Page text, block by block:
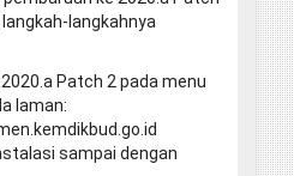
langkahnya
Patch 2 pada menu
laman:
sampai dengan